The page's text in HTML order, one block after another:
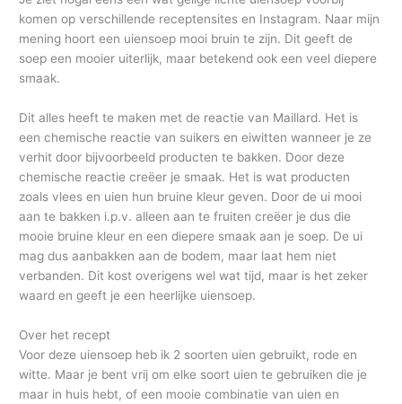
komen op verschillende receptensites en Instagram. Naar mijn
mening hoort een uiensoep mooi bruin te zijn. Dit geeft de
soep een mooier uiterlijk, maar betekend ook een veel diepere
smaak.
Dit alles heeft te maken met de reactie van Maillard. Het is
een chemische reactie van suikers en eiwitten wanneer je ze
verhit door bijvoorbeeld producten te bakken. Door deze
chemische reactie creëer je smaak. Het is wat producten
zoals vlees en uien hun bruine kleur geven. Door de ui mooi
aan te bakken i.p.v. alleen aan te fruiten creëer je dus die
mooie bruine kleur en een diepere smaak aan je soep. De ui
mag dus aanbakken aan de bodem, maar laat hem niet
verbanden. Dit kost overigens wel wat tijd, maar is het zeker
waard en geeft je een heerlijke uiensoep.
Over het recept
Voor deze uiensoep heb ik 2 soorten uien gebruikt, rode en
witte. Maar je bent vrij om elke soort uien te gebruiken die je
maar in huis hebt, of een mooie combinatie van uien en